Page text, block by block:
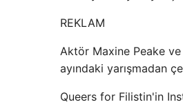
REKLAM
Aktör Maxine Peake ve
ayındaki yarışmadan
Queers for Filistin'in